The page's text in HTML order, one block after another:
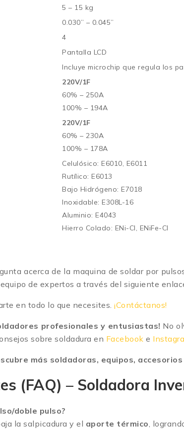
5 – 15 kg
0.030” – 0.045”
4
Pantalla LCD
Incluye microchip que regula los
220V/1F
60% – 250A
100% – 194A
220V/1F
60% – 230A
100% – 178A
Celulósico: E6010, E6011
Rutílico: E6013
Bajo Hidrógeno: E7018
Inoxidable: E308L-16
Aluminio: E4043
Hierro Colado: ENi-Cl, ENiFe-Cl
acerca de la maquina de soldar por
de expertos a través del siguiente
en todo lo que necesites. ¡Contáctanos!
profesionales y entusiastas! No
sobre soldadura en Facebook e
más soldadoras, equipos,
(FAQ) – Soldadora
doble pulso?
la salpicadura y el aporte térmico,